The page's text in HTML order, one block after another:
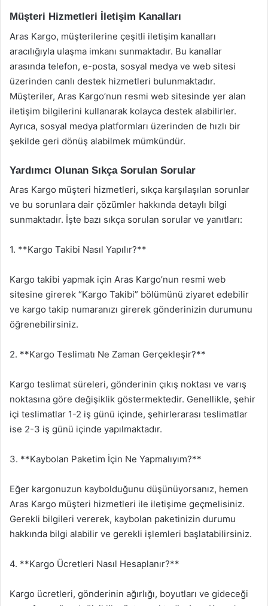
Müşteri Hizmetleri İletişim Kanalları
Aras Kargo, müşterilerine çeşitli iletişim kanalları
aracılığıyla ulaşma imkanı sunmaktadır. Bu kanallar
arasında telefon, e-posta, sosyal medya ve web sitesi
üzerinden canlı destek hizmetleri bulunmaktadır.
Müşteriler, Aras Kargo’nun resmi web sitesinde yer alan
iletişim bilgilerini kullanarak kolayca destek alabilirler.
Ayrıca, sosyal medya platformları üzerinden de hızlı bir
şekilde geri dönüş alabilmek mümkündür.
Yardımcı Olunan Sıkça Sorulan Sorular
Aras Kargo müşteri hizmetleri, sıkça karşılaşılan sorunlar
ve bu sorunlara dair çözümler hakkında detaylı bilgi
sunmaktadır. İşte bazı sıkça sorulan sorular ve yanıtları:
1. **Kargo Takibi Nasıl Yapılır?**
Kargo takibi yapmak için Aras Kargo’nun resmi web
sitesine girerek “Kargo Takibi” bölümünü ziyaret edebilir
ve kargo takip numaranızı girerek gönderinizin durumunu
öğrenebilirsiniz.
2. **Kargo Teslimatı Ne Zaman Gerçekleşir?**
Kargo teslimat süreleri, gönderinin çıkış noktası ve varış
noktasına göre değişiklik göstermektedir. Genellikle, şehir
içi teslimatlar 1-2 iş günü içinde, şehirlerarası teslimatlar
ise 2-3 iş günü içinde yapılmaktadır.
3. **Kaybolan Paketim İçin Ne Yapmalıyım?**
Eğer kargonuzun kaybolduğunu düşünüyorsanız, hemen
Aras Kargo müşteri hizmetleri ile iletişime geçmelisiniz.
Gerekli bilgileri vererek, kaybolan paketinizin durumu
hakkında bilgi alabilir ve gerekli işlemleri başlatabilirsiniz.
4. **Kargo Ücretleri Nasıl Hesaplanır?**
Kargo ücretleri, gönderinin ağırlığı, boyutları ve gideceği